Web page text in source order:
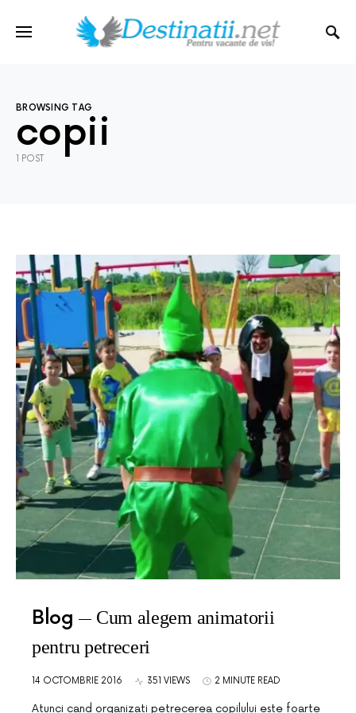
BROWSING TAG
copii
1 POST
Blog
Cum alegem animatorii
pentru petreceri
14 OCTOMBRIE 2016 351 VIEWS 2 MINUTE READ
Atunci cand organizati petrecerea copilului este foarte